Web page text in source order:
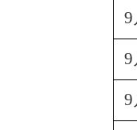
9
9
9